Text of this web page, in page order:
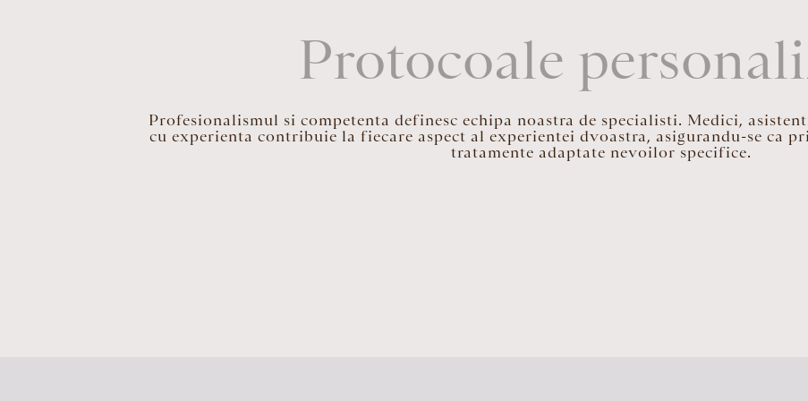
Protocoale
Profesionalismul si competenta definesc echipa noastra de specialisti. Medici,
cu experienta contribuie la fiecare aspect al experientei dvoastra, asigurandu-se ca
tratamente adaptate nevoilor specifice.